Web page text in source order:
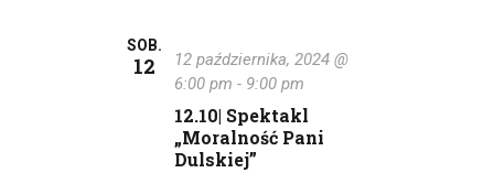
a
p
o
SOB.
12
12.10| Spektakl
„Moralność Pani
Dulskiej”
12 października, 2024 @
6:00 pm - 9:00 pm